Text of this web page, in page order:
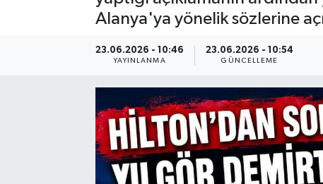
Alanya'ya yönelik sözlerine
23.06.2026 - 10:46
YAYINLANMA
23.06.2026 - 10:54
GÜNCELLEME